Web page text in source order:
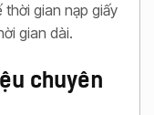
thời gian nạp giấy
gian dài.
chuyên